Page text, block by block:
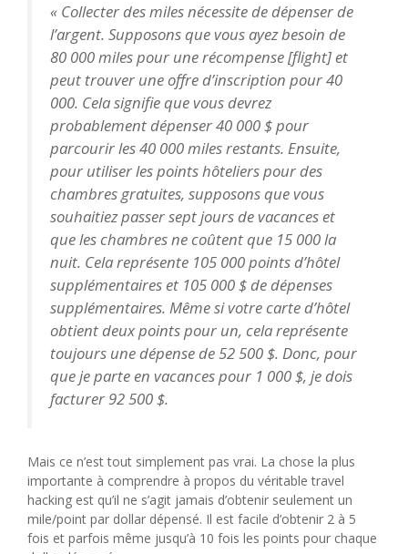
« Collecter des miles nécessite de dépenser de
l’argent. Supposons que vous ayez besoin de
80 000 miles pour une récompense [flight] et
peut trouver une offre d’inscription pour 40
000. Cela signifie que vous devrez
probablement dépenser 40 000 $ pour
parcourir les 40 000 miles restants. Ensuite,
pour utiliser les points hôteliers pour des
chambres gratuites, supposons que vous
souhaitiez passer sept jours de vacances et
que les chambres ne coûtent que 15 000 la
nuit. Cela représente 105 000 points d’hôtel
supplémentaires et 105 000 $ de dépenses
supplémentaires. Même si votre carte d’hôtel
obtient deux points pour un, cela représente
toujours une dépense de 52 500 $. Donc, pour
que je parte en vacances pour 1 000 $, je dois
facturer 92 500 $.
Mais ce n’est tout simplement pas vrai. La chose la plus
importante à comprendre à propos du véritable travel
hacking est qu’il ne s’agit jamais d’obtenir seulement un
mile/point par dollar dépensé. Il est facile d’obtenir 2 à 5
fois et parfois même jusqu’à 10 fois les points pour chaque